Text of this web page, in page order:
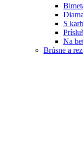
S
Na
Brúsne a